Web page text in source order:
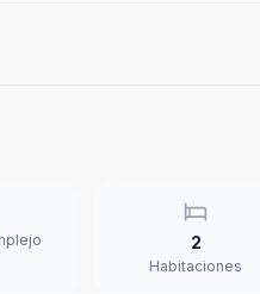
2
Habitaciones